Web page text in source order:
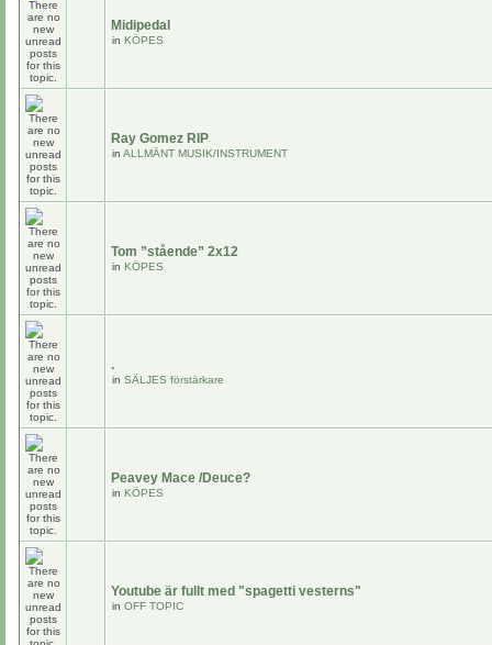
Midipedal
in KÖPES
Ray Gomez RIP
in ALLMÄNT MUSIK/INSTRUMENT
Tom ”stående” 2x12
in KÖPES
.
in SÄLJES förstärkare
Peavey Mace /Deuce?
in KÖPES
Youtube är fullt med "spagetti vesterns"
in OFF TOPIC